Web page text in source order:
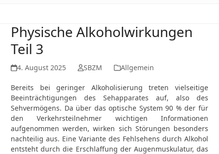
Physische Alkoholwirkungen
Teil 3
4. August 2025 SBZM Allgemein
Bereits bei geringer Alkoholisierung treten vielseitige
Beeinträchtigungen des Sehapparates auf, also des
Sehvermögens. Da über das optische System 90 % der für
den Verkehrsteilnehmer wichtigen Informationen
aufgenommen werden, wirken sich Störungen besonders
nachteilig aus. Eine Variante des Fehlsehens durch Alkohol
entsteht durch die Erschlaffung der Augenmuskulatur, das